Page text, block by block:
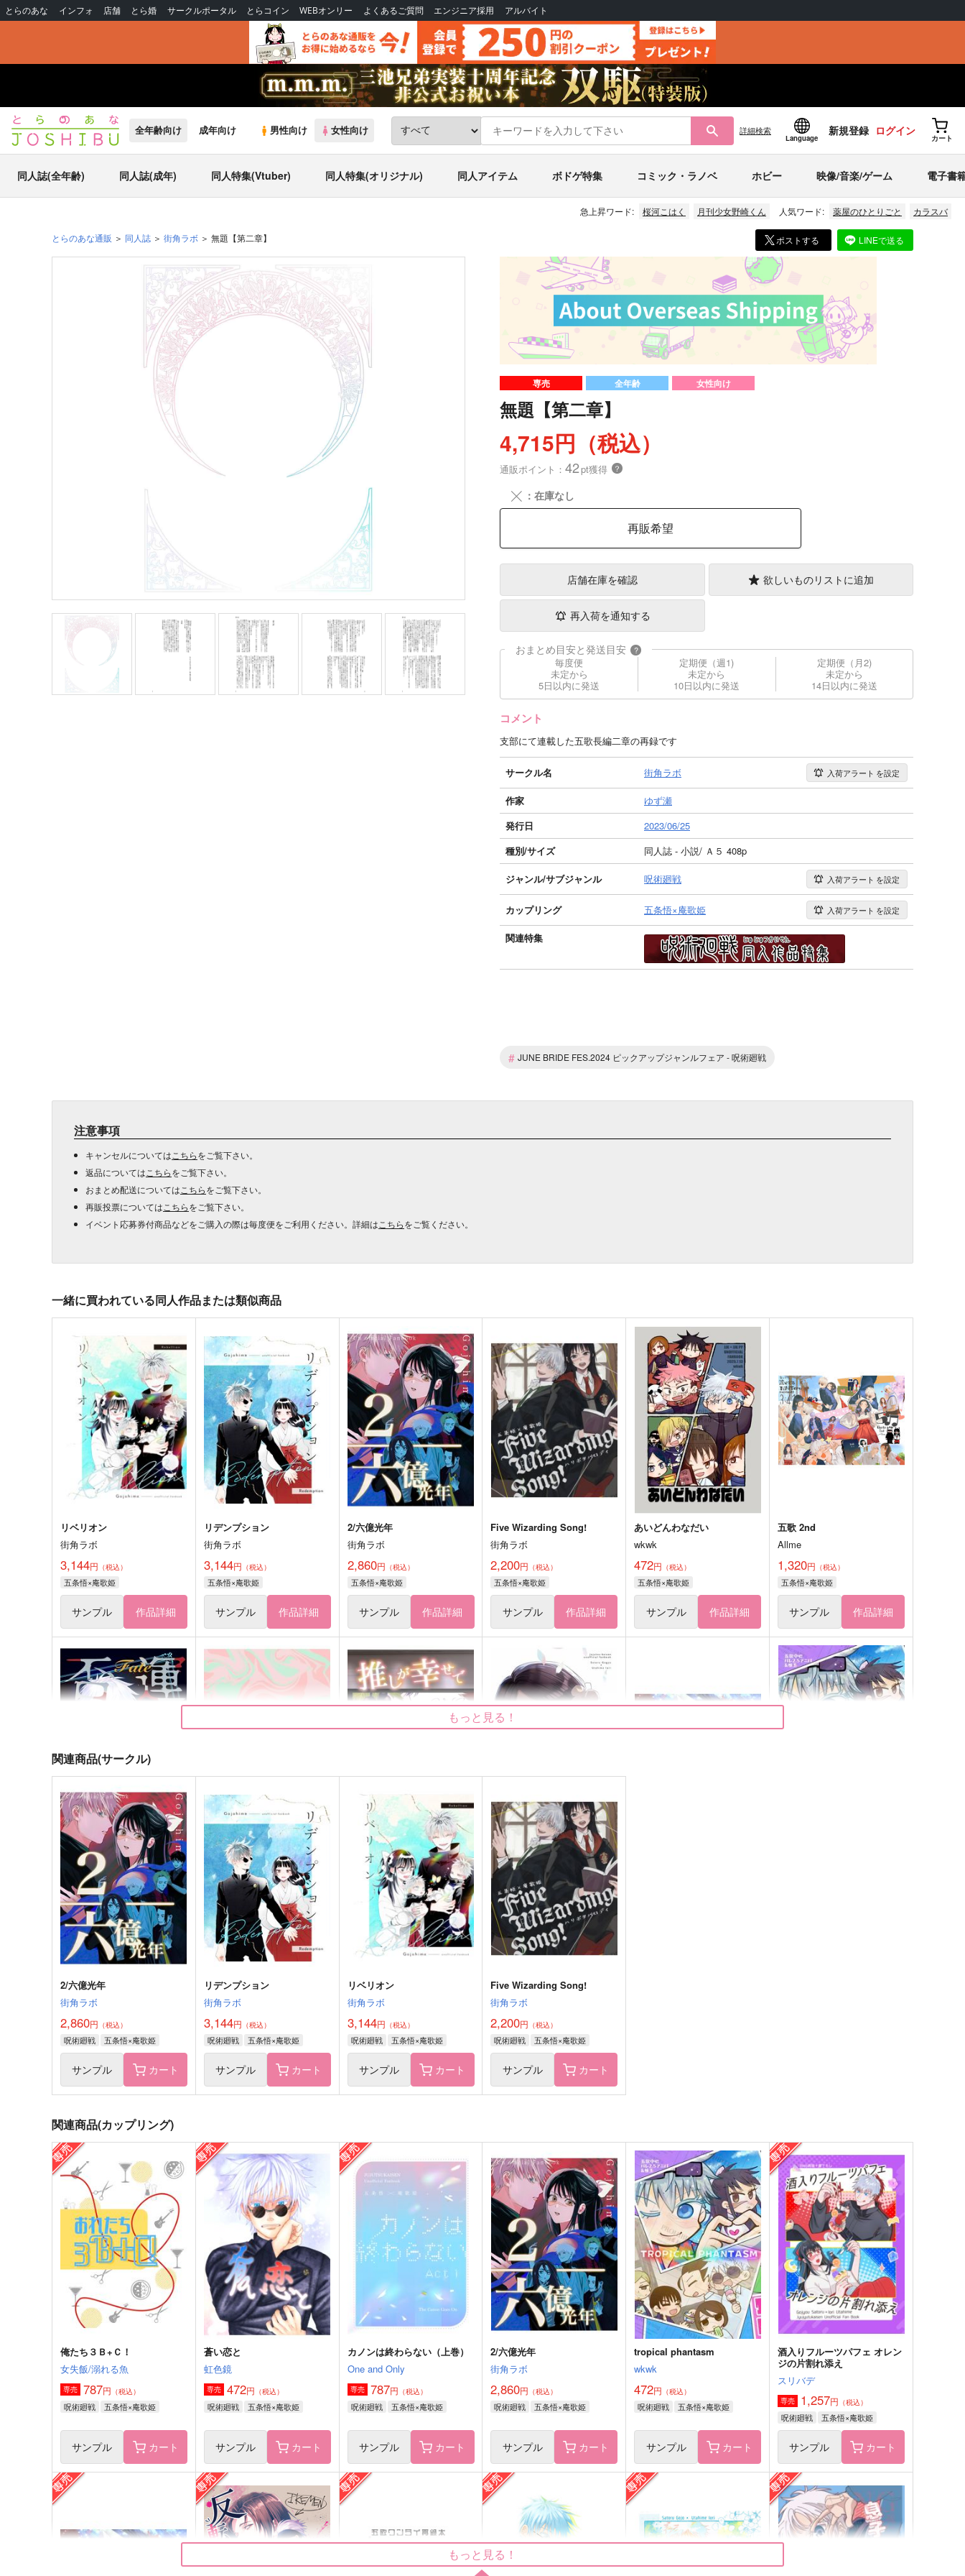
とらのあな インフォ 店舗 とら婚 サークルポータル とらコイン WEBオンリー よくあるご質問 エンジニア採用 アルバイト
全年齢向け 成年向け 男性向け 女性向け 詳細検索
Language
新規登録 ログイン
カート
同人誌(全年齢) 同人誌(成年) 同人特集(Vtuber) 同人特集(オリジナル) 同人アイテム ボドゲ特集 コミック・ラノベ ホビー 映像/音楽/ゲーム 電子書
急上昇ワード: 桜河こはく 月刊少女野崎くん 人気ワード: 薬屋のひとりごと カラスバ
とらのあな通販 同人誌 街角ラボ 無題【第二章】 ポストする LINEで送る
専売 全年齢 女性向け
無題【第二章】
4,715円（税込）
通販ポイント： 42pt獲得 ？
╳ ：在庫なし
再販希望
店舗在庫を確認 欲しいものリストに追加
再入荷を通知する
おまとめ目安と発送目安 ?
毎度便
未定から
5日以内に発送
定期便（週1)
未定から
10日以内に発送
定期便（月2)
未定から
14日以内に発送
コメント
支部にて連載した五歌長編二章の再録です
サークル名 街角ラボ 入荷アラート を設定
作家
ゆず瀬
発行日
2023/06/25
種別/サイズ
同人誌 - 小説/ Ａ５ 408p
ジャンル/サブジャンル 呪術廻戦 入荷アラート を設定
カップリング 五条悟×庵歌姫 入荷アラート を設定
関連特集
# JUNE BRIDE FES.2024 ピックアップジャンルフェア - 呪術廻戦
注意事項
キャンセルについては こちらをご覧下さい。
返品については こちらをご覧下さい。
おまとめ配送については こちらをご覧下さい。
再販投票については こちらをご覧下さい。
イベント応募券付商品などをご購入の際は毎度便をご利用ください。詳細は こちらをご覧ください。
一緒に買われている同人作品または類似商品
リベリオン
街角ラボ
3,144円 （税込）
五条悟×庵歌姫
サンプル 作品詳細
リデンプション
街角ラボ
3,144円 （税込）
五条悟×庵歌姫
サンプル 作品詳細
2/六億光年
街角ラボ
2,860円 （税込）
五条悟×庵歌姫
サンプル 作品詳細
Five Wizarding Song!
街角ラボ
2,200円 （税込）
五条悟×庵歌姫
サンプル 作品詳細
あいどんわなだい
wkwk
472円 （税込）
五条悟×庵歌姫
サンプル 作品詳細
五歌 2nd
Allme
1,320円 （税込）
五条悟×庵歌姫
サンプル 作品詳細
運命否定
Neon Blue Soda
1,887円（税込）
五条悟×庵歌姫
サンプル 作品詳細
marble
メゾネット墓場
1,257円（税込）
五条悟×庵歌姫
サンプル 作品詳細
推しが幸せで毎日が楽し
い！！
サクラドロップ
1,257円（税込）
五条悟×庵歌姫
サンプル 作品詳細
初恋
しろくま
1,494円（税込）
五条悟×庵歌姫
サンプル 作品詳細
てぶくろをかいに
花れもん
1,572円（税込）
五条悟×庵歌姫
サンプル 作品詳細
五歌アクリルスタンド
マブリート
円 （税込）
五条悟×庵歌姫
サンプル 作品詳細
Happiness is here.
マブリート
（税込）
五条悟×庵歌姫
サンプル 作品詳細
10歳差の恋
マブリート
1,415円（税込）
五条悟×庵歌姫
サンプル 作品詳細
ADDICTED TO YOU
しろくま
2,044 円（税込）
五条悟×庵歌姫
サンプル 作品詳細
依依（恋恋）
BoxCat
1,572円 （税込）
五条悟×庵歌姫
サンプル 作品詳細
その後のはなし
787円（税込）
フィクション
ZAKURO
2,970円 （税込）
もっと見る！
関連商品(サークル)
2/六億光年
街角ラボ
2,860円 （税込）
呪術廻戦 五条悟×庵歌姫
サンプル カート
リデンプション
街角ラボ
3,144円 （税込）
呪術廻戦 五条悟×庵歌姫
サンプル カート
リベリオン
街角ラボ
3,144円 （税込）
呪術廻戦 五条悟×庵歌姫
サンプル カート
Five Wizarding Song!
街角ラボ
2,200円 （税込）
呪術廻戦 五条悟×庵歌姫
サンプル カート
関連商品(カップリング)
俺たち３Ｂ+Ｃ！
女失飯/溺れる魚
専売 787円 （税込）
呪術廻戦 五条悟×庵歌姫
サンプル カート
蒼い恋と
虹色鏡
専売 472円 （税込）
呪術廻戦 五条悟×庵歌姫
サンプル カート
カノンは終わらない（上巻）
One and Only
専売 787円 （税込）
呪術廻戦 五条悟×庵歌姫
サンプル カート
2/六億光年
街角ラボ
2,860円 （税込）
呪術廻戦 五条悟×庵歌姫
サンプル カート
tropical phantasm
wkwk
472円 （税込）
呪術廻戦 五条悟×庵歌姫
サンプル カート
酒入りフルーツパフェ オレン
ジの片割れ添え
スリバデ
専売 1,257円 （税込）
呪術廻戦 五条悟×庵歌姫
サンプル カート
もっと見る！